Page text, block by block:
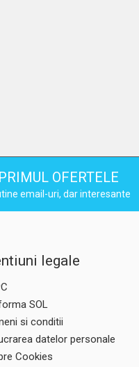
OFERTELE
email-uri, dar interesante
legale
SOL
si conditii
datelor personale
Cookies